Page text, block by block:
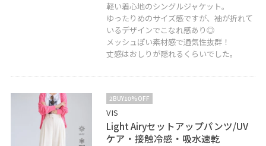
軽い着心地のシングルジャケット。
ゆったりめのサイズ感ですが、袖が折れて
いるデザインでこなれ感あり◎
メッシュぽい素材感で通気性抜群！
丈感はおしりが隠れるくらいでした。
2BUY10%OFF
VIS
Light Airyセットアップパンツ/UV
ケア・接触冷感・吸水速乾